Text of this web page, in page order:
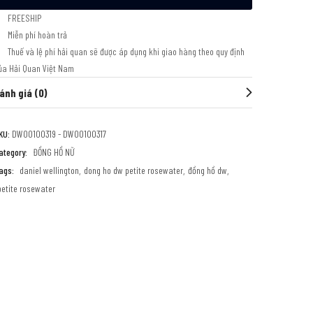
FREESHIP
Miễn phí hoàn trả
Thuế và lệ phí hải quan sẽ được áp dụng khi giao hàng theo quy định
Hải Quan Việt Nam
giá (0)
DW00100319 - DW00100317
ĐỒNG HỒ NỮ
daniel wellington dong ho dw petite rosewater đồng hồ dw
rosewater